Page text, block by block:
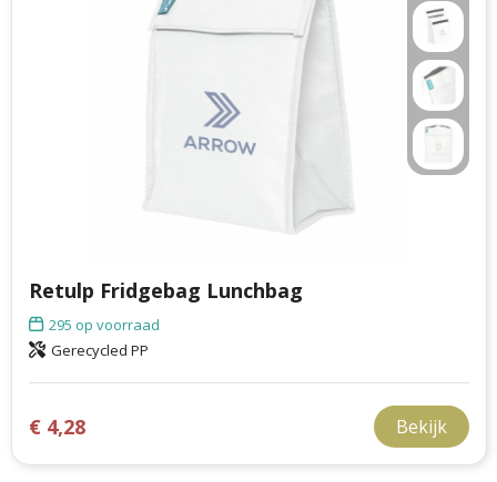
Retulp Fridgebag Lunchbag
295 op voorraad
Gerecycled PP
€ 4,28 Bekijk